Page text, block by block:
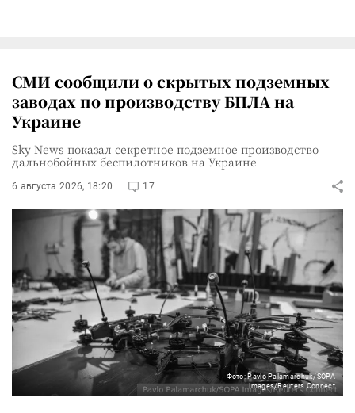
СМИ сообщили о скрытых подземных
заводах по производству БПЛА на
Украине
Sky News показал секретное подземное производство
дальнобойных беспилотников на Украине
6 августа 2026, 18:20 17
Фото: Pavlo Palamarchuk/SOPA
Images/Reuters Connect